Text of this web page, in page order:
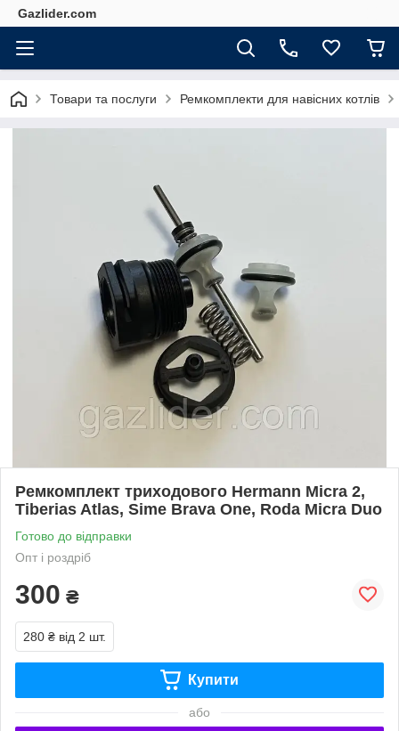
Gazlider.com
Товари та послуги Ремкомплекти для навісних котлів
Ремкомплект триходового Hermann Micra 2,
Tiberias Atlas, Sime Brava One, Roda Micra Duo
Готово до відправки
Опт і роздріб
300 ₴
280 ₴ від 2 шт.
Купити
або